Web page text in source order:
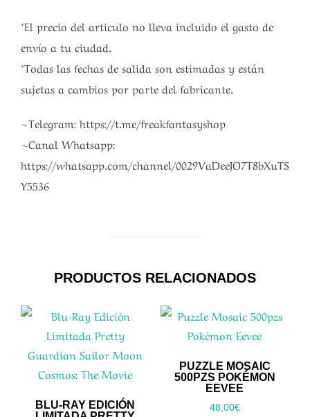
*El precio del articulo no lleva incluido el gasto de
envío a tu ciudad.
*Todas las fechas de salida son estimadas y están
sujetas a cambios por parte del fabricante.
~Telegram: https://t.me/freakfantasyshop
~Canal Whatsapp:
https://whatsapp.com/channel/0029VaDeeJO7T8bXuTS
Y5536
PRODUCTOS RELACIONADOS
BLU-RAY EDICIÓN
PUZZLE MOSAIC
500PZS POKÉMON
EEVEE
48,00€